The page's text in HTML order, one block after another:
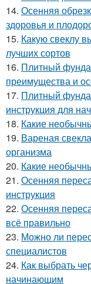
14. Осенняя
здоровья и
15. Какую свеклу
лучших сортов
16. Плитный
преимущества и
17. Плитный
инструкция для
18. Какие
19. Вареная
организма
20. Какие
21. Осенняя
инструкция
22. Осенняя
всё правильно
23. Можно ли
специалистов
24. Как выбрать
начинающим